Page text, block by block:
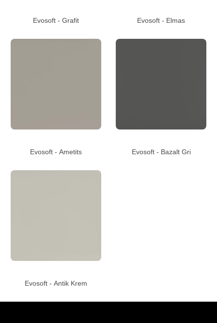
Evosoft - Grafit Evosoft - Elmas
Evosoft - Ametits Evosoft - Bazalt Gri
Evosoft - Antik Krem